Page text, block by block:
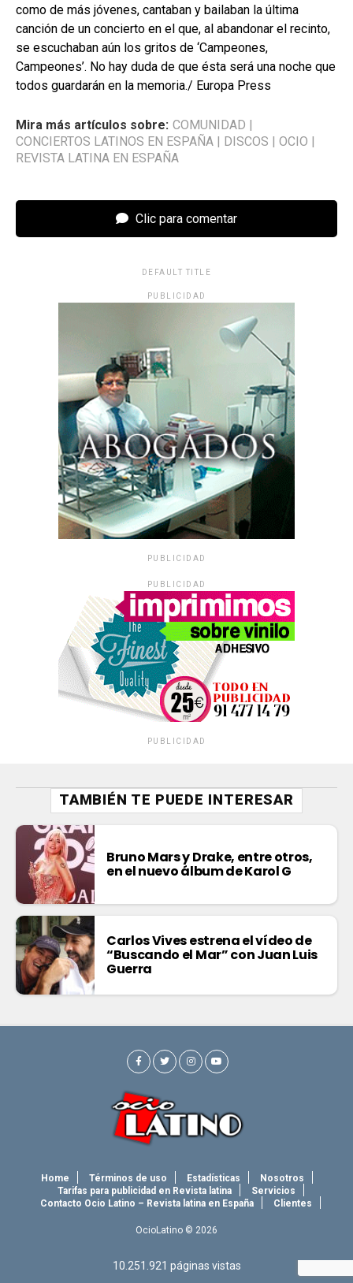
como de más jóvenes, cantaban y bailaban la última
canción de un concierto en el que, al abandonar el recinto,
se escuchaban aún los gritos de ‘Campeones,
Campeones’. No hay duda de que ésta será una noche que
todos guardarán en la memoria./ Europa Press
Mira más artículos sobre: COMUNIDAD
CONCIERTOS LATINOS EN ESPAÑA
DISCOS OCIO
REVISTA LATINA EN ESPAÑA
Clic para comentar
DEFAULT TITLE
PUBLICIDAD
PUBLICIDAD
PUBLICIDAD
PUBLICIDAD
TAMBIÉN TE PUEDE INTERESAR
Bruno Mars y Drake, entre otros,
en el nuevo álbum de Karol G
Carlos Vives estrena el vídeo de
“Buscando el Mar” con Juan Luis
Guerra
Home Términos de uso Estadísticas
Nosotros
Tarifas para publicidad en Revista latina
Servicios
Contacto Ocio Latino – Revista latina en España
Clientes
OcioLatino © 2026
10.251.921 páginas vistas